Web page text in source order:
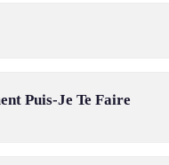
Puis-Je Te Faire